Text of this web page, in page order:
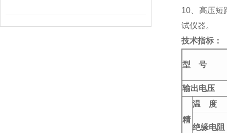
10、高压短
试仪器。
技术指标：
型 号
输出电压
精
温 度
绝缘电阻